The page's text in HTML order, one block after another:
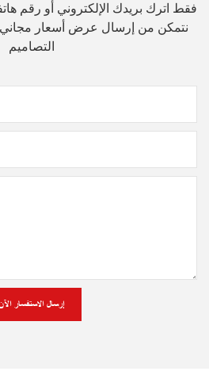
فقط اترك بريدك الإلكتروني أو رقم
نتمكن من إرسال عرض أسعار
التصاميم
إرسال الاستفسار